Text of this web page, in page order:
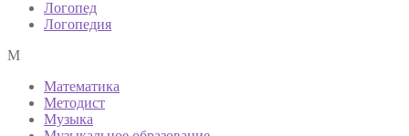
Логопед
Логопедия
М
Математика
Методист
Музыка